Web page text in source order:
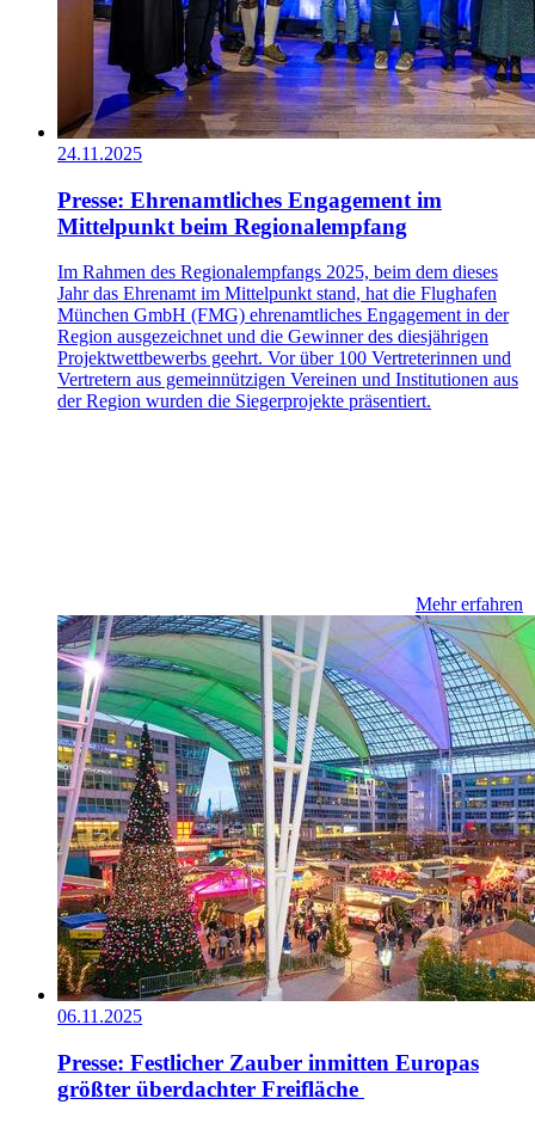
24.11.2025
Presse: Ehrenamtliches Engagement im
Mittelpunkt beim Regionalempfang
Im Rahmen des Regionalempfangs 2025, beim dem dieses
Jahr das Ehrenamt im Mittelpunkt stand, hat die Flughafen
München GmbH (FMG) ehrenamtliches Engagement in der
Region ausgezeichnet und die Gewinner des diesjährigen
Projektwettbewerbs geehrt. Vor über 100 Vertreterinnen und
Vertretern aus gemeinnützigen Vereinen und Institutionen aus
der Region wurden die Siegerprojekte präsentiert.
Mehr erfahren
06.11.2025
Presse: ​​Festlicher Zauber inmitten Europas
größter überdachter Freifläche​